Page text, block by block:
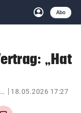
account_circle
Anmelden
Abo
close Schließen
arrow_right
„Hat
FIFA WM 2026 - Fußball-WM in Nordamerika 18.05.2026 17:27